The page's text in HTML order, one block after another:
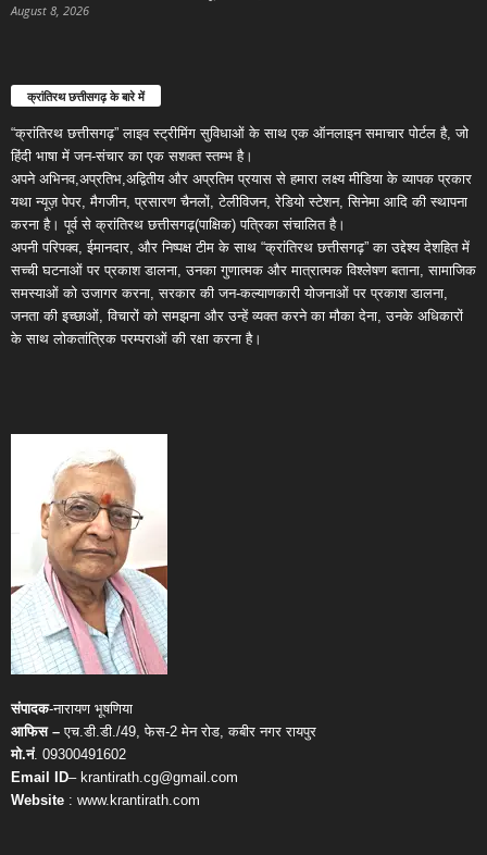
August 8, 2026
क्रांतिरथ छत्तीसगढ़ के बारे में
“क्रांतिरथ छत्तीसगढ़” लाइव स्ट्रीमिंग सुविधाओं के साथ एक ऑनलाइन समाचार पोर्टल है, जो
हिंदी भाषा में जन-संचार का एक सशक्त स्तम्भ है।
अपने अभिनव,अप्रतिभ,अद्वितीय और अप्रतिम प्रयास से हमारा लक्ष्य मीडिया के व्यापक प्रकार
यथा न्यूज़ पेपर, मैगजीन, प्रसारण चैनलों, टेलीविजन, रेडियो स्टेशन, सिनेमा आदि की स्थापना
करना है। पूर्व से क्रांतिरथ छत्तीसगढ़(पाक्षिक) पत्रिका संचालित है।
अपनी परिपक्व, ईमानदार, और निष्पक्ष टीम के साथ “क्रांतिरथ छत्तीसगढ़” का उद्देश्य देशहित में
सच्ची घटनाओं पर प्रकाश डालना, उनका गुणात्मक और मात्रात्मक विश्लेषण बताना, सामाजिक
समस्याओं को उजागर करना, सरकार की जन-कल्याणकारी योजनाओं पर प्रकाश डालना,
जनता की इच्छाओं, विचारों को समझना और उन्हें व्यक्त करने का मौका देना, उनके अधिकारों
के साथ लोकतांत्रिक परम्पराओं की रक्षा करना है।
संपादक-नारायण भूषणिया
आफिस –एच.डी.डी./49, फेस-2 मेन रोड, कबीर नगर रायपुर
मो.नं. 09300491602
Email ID– krantirath.cg@gmail.com
Website : www.krantirath.com